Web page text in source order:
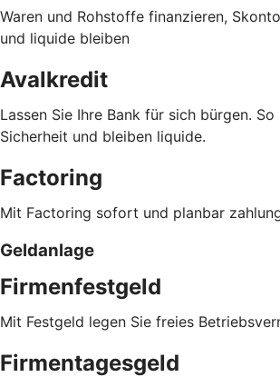
Waren und Rohstoffe finanzieren,
und liquide bleiben
Avalkredit
Lassen Sie Ihre Bank für sich bürgen.
Sicherheit und bleiben liquide.
Factoring
Mit Factoring sofort und planbar
Geldanlage
Firmenfestgeld
Mit Festgeld legen Sie freies
Firmentagesgeld